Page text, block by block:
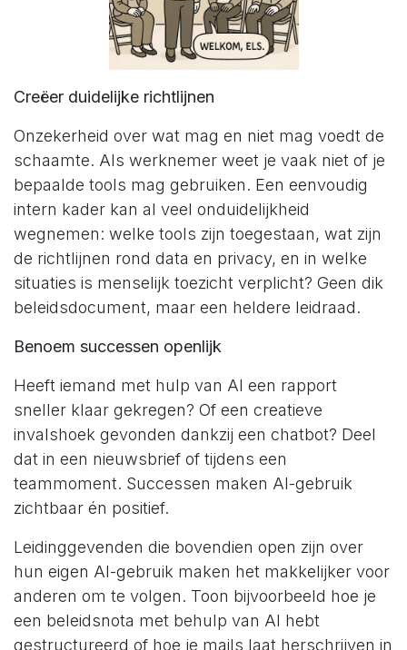
Creëer duidelijke richtlijnen
Onzekerheid over wat mag en niet mag voedt de
schaamte. Als werknemer weet je vaak niet of je
bepaalde tools mag gebruiken. Een eenvoudig
intern kader kan al veel onduidelijkheid
wegnemen: welke tools zijn toegestaan, wat zijn
de richtlijnen rond data en privacy, en in welke
situaties is menselijk toezicht verplicht? Geen dik
beleidsdocument, maar een heldere leidraad.
Benoem successen openlijk
Heeft iemand met hulp van AI een rapport
sneller klaar gekregen? Of een creatieve
invalshoek gevonden dankzij een chatbot? Deel
dat in een nieuwsbrief of tijdens een
teammoment. Successen maken AI-gebruik
zichtbaar én positief.
Leidinggevenden die bovendien open zijn over
hun eigen AI-gebruik maken het makkelijker voor
anderen om te volgen. Toon bijvoorbeeld hoe je
een beleidsnota met behulp van AI hebt
gestructureerd of hoe je mails laat herschrijven in